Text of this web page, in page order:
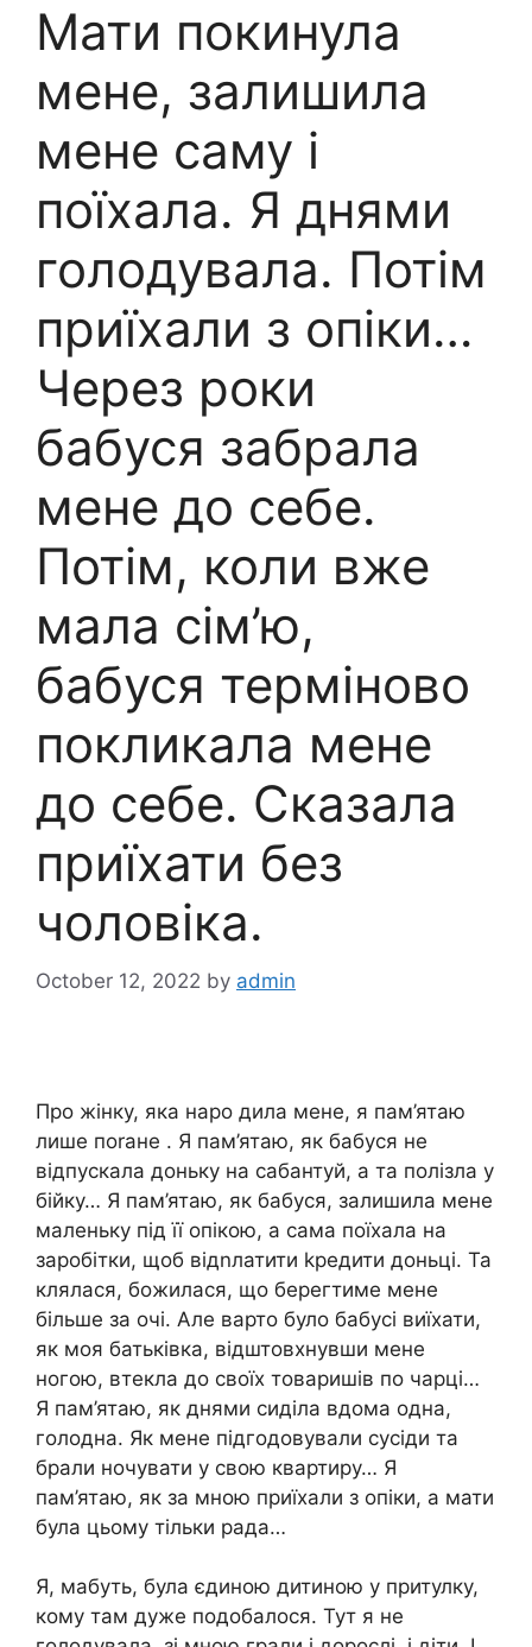
Мати покинула
мене, залишила
мене саму і
поїхала. Я днями
голодувала. Потім
приїхали з опіки…
Через роки
бабуся забрала
мене до себе.
Потім, коли вже
мала сім’ю,
бабуся терміново
покликала мене
до себе. Сказала
приїхати без
чоловіка.
October 12, 2022 by admin
Про жінку, яка наро дила мене, я пам’ятаю
лише поrане . Я пам’ятаю, як бабуся не
відпускала доньку на сабантуй, а та полізла у
бійку… Я пам’ятаю, як бабуся, залишила мене
маленьку під її опікою, а сама поїхала на
заробітки, щоб відnлатити kредити доньці. Та
клялася, божилася, що берегтиме мене
більше за очі. Але варто було бабусі виїхати,
як моя батьківка, відштовхнувши мене
ногою, втекла до своїх товаришів по чарці…
Я пам’ятаю, як днями сиділа вдома одна,
голодна. Як мене підгодовували сусіди та
брали ночувати у свою квартиру… Я
пам’ятаю, як за мною приїхали з опіки, а мати
була цьому тільки рада…
Я, мабуть, була єдиною дитиною у притулку,
кому там дуже подобалося. Тут я не